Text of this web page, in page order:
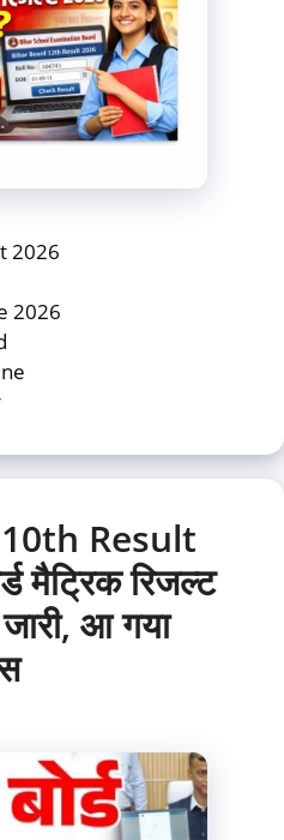
2026
2026
Result
मैट्रिक रिजल्ट
जारी, आ गया